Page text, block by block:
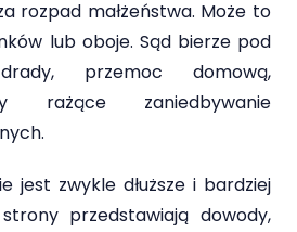
rozpad małżeństwa. Może to
lub oboje. Sąd bierze pod
przemoc domową,
rażące zaniedbywanie
jest zwykle dłuższe i bardziej
przedstawiają dowody,